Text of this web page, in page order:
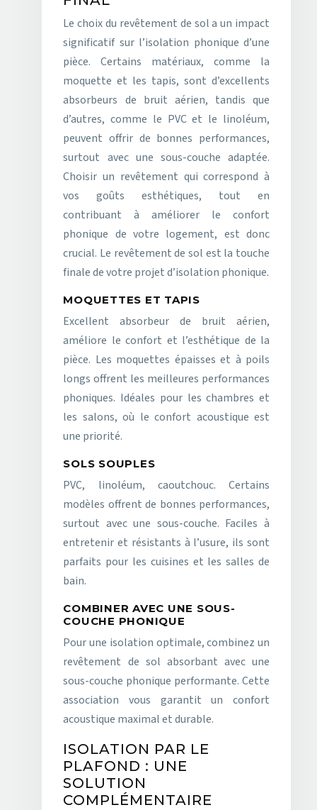
Le choix du revêtement de sol a un impact
significatif sur l’isolation phonique d’une
pièce. Certains matériaux, comme la
moquette et les tapis, sont d’excellents
absorbeurs de bruit aérien, tandis que
d’autres, comme le PVC et le linoléum,
peuvent offrir de bonnes performances,
surtout avec une sous-couche adaptée.
Choisir un revêtement qui correspond à
vos goûts esthétiques, tout en
contribuant à améliorer le confort
phonique de votre logement, est donc
crucial. Le revêtement de sol est la touche
finale de votre projet d’isolation phonique.
MOQUETTES ET TAPIS
Excellent absorbeur de bruit aérien,
améliore le confort et l’esthétique de la
pièce. Les moquettes épaisses et à poils
longs offrent les meilleures performances
phoniques. Idéales pour les chambres et
les salons, où le confort acoustique est
une priorité.
SOLS SOUPLES
PVC, linoléum, caoutchouc. Certains
modèles offrent de bonnes performances,
surtout avec une sous-couche. Faciles à
entretenir et résistants à l’usure, ils sont
parfaits pour les cuisines et les salles de
bain.
COMBINER AVEC UNE SOUS-
COUCHE PHONIQUE
Pour une isolation optimale, combinez un
revêtement de sol absorbant avec une
sous-couche phonique performante. Cette
association vous garantit un confort
acoustique maximal et durable.
ISOLATION PAR LE
PLAFOND : UNE
SOLUTION
COMPLÉMENTAIRE